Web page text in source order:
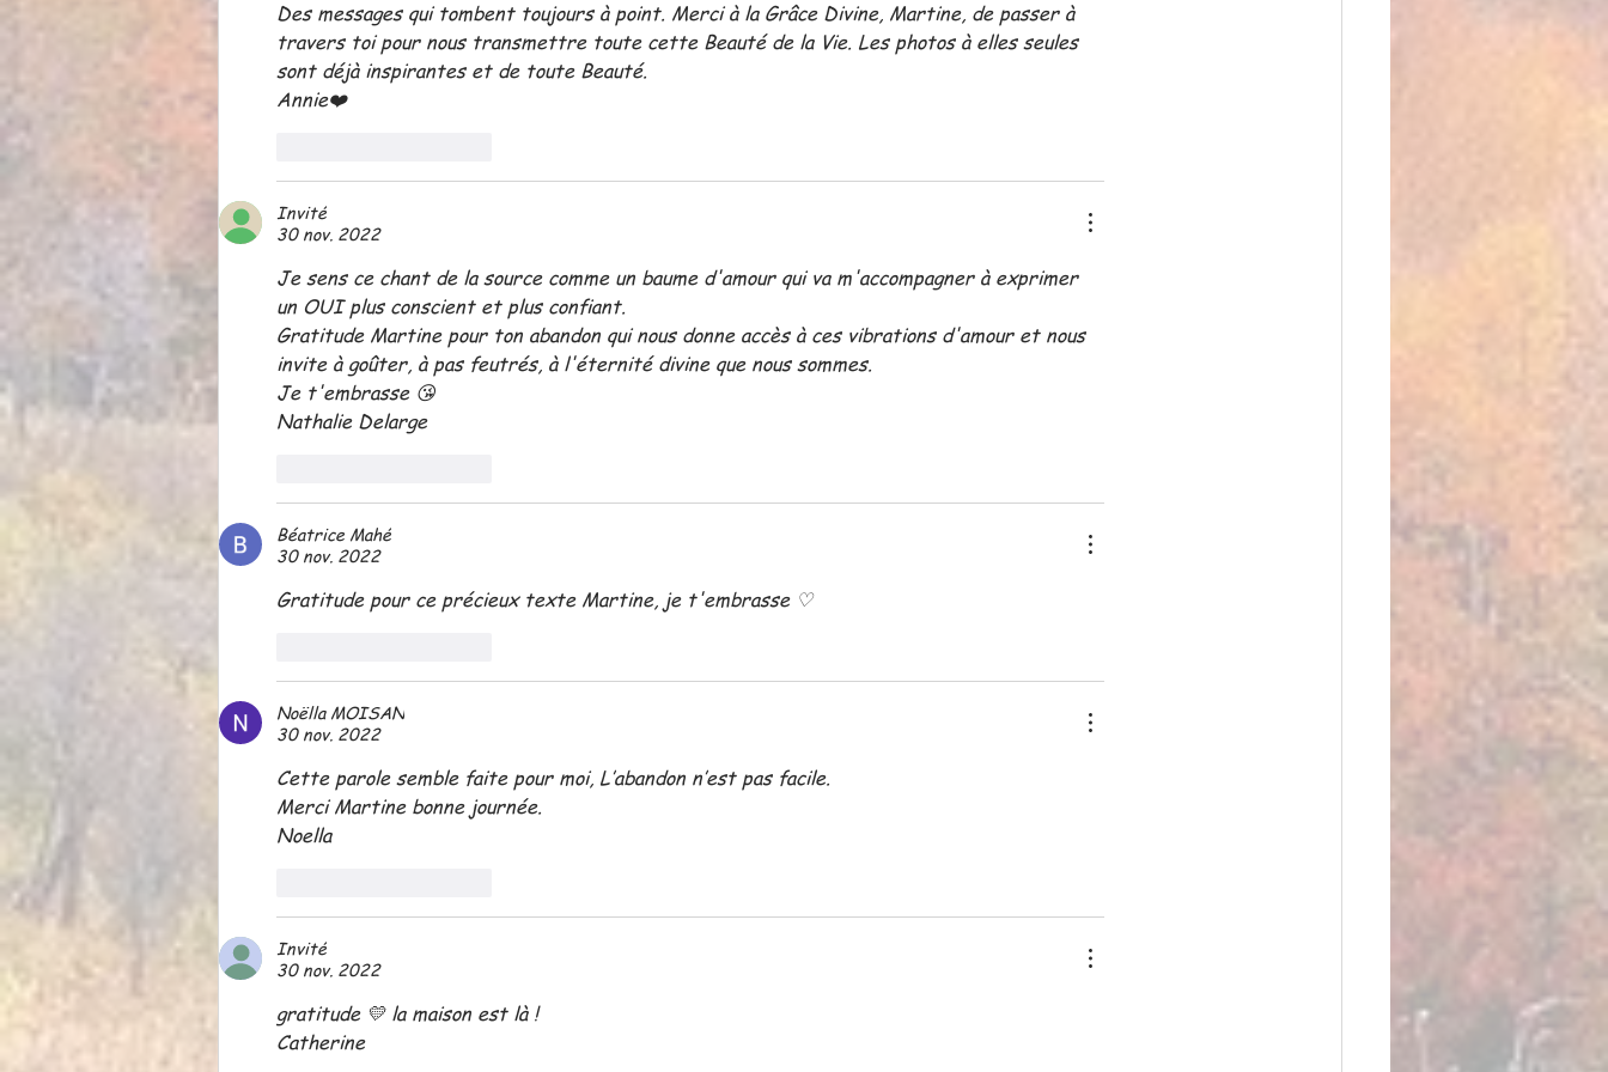
Des messages qui tombent toujours à point. Merci à la Grâce Divine, Martine, de passer à
travers toi pour nous transmettre toute cette Beauté de la Vie. Les photos à elles seules
sont déjà inspirantes et de toute Beauté.
Annie❤️
Invité
30 nov. 2022
Je sens ce chant de la source comme un baume d'amour qui va m'accompagner à exprimer
un OUI plus conscient et plus confiant.
Gratitude Martine pour ton abandon qui nous donne accès à ces vibrations d'amour et nous
invite à goûter, à pas feutrés, à l'éternité divine que nous sommes.
Je t'embrasse 😘
Nathalie Delarge
Béatrice Mahé
30 nov. 2022
Gratitude pour ce précieux texte Martine, je t'embrasse ♡
Noëlla MOISAN
30 nov. 2022
Cette parole semble faite pour moi, L’abandon n’est pas facile.
Merci Martine bonne journée.
Noella
Invité
30 nov. 2022
gratitude 💛 la maison est là !
Catherine